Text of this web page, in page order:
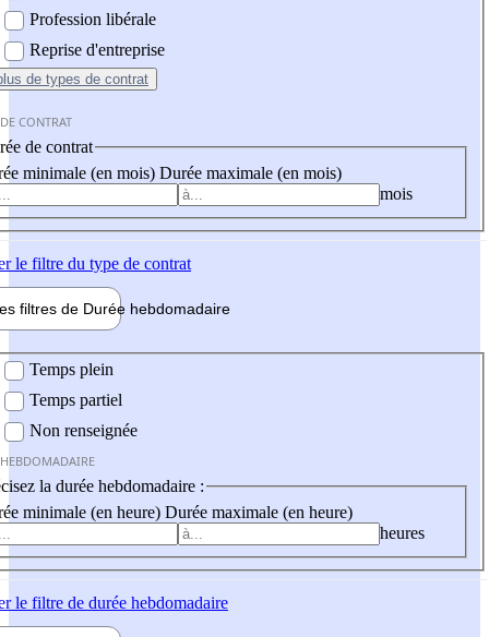
Profession libérale
Reprise d'entreprise
de types de contrat
CONTRAT
de contrat
minimale (en mois) Durée maximale (en mois)
mois
le filtre du type de contrat
filtres de Durée hebdomadaire
Temps plein
Temps partiel
Non renseignée
la durée hebdomadaire :
minimale (en heure) Durée maximale (en heure)
heures
le filtre de durée hebdomadaire